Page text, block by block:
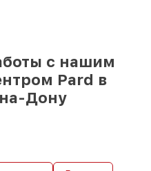
с нашим
Pard в
Дону